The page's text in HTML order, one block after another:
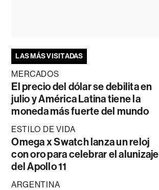
LAS MÁS VISITADAS
MERCADOS
El precio del dólar se debilita en
julio y América Latina tiene la
moneda más fuerte del mundo
ESTILO DE VIDA
Omega x Swatch lanza un reloj
con oro para celebrar el alunizaje
del Apollo 11
ARGENTINA